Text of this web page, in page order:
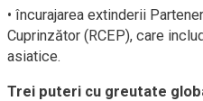
• încurajarea extinderii
Cuprinzător (RCEP), care
asiatice.
Trei puteri cu greutate